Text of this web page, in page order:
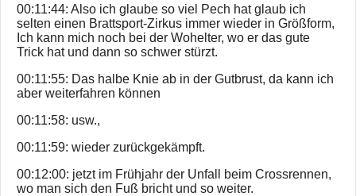
00:11:44: Also ich glaube so viel Pech hat glaub ich
selten einen Brattsport-Zirkus immer wieder in Größform,
Ich kann mich noch bei der Wohelter, wo er das gute
Trick hat und dann so schwer stürzt.
00:11:55: Das halbe Knie ab in der Gutbrust, da kann ich
aber weiterfahren können
00:11:58: usw.,
00:11:59: wieder zurückgekämpft.
00:12:00: jetzt im Frühjahr der Unfall beim Crossrennen,
wo man sich den Fuß bricht und so weiter.